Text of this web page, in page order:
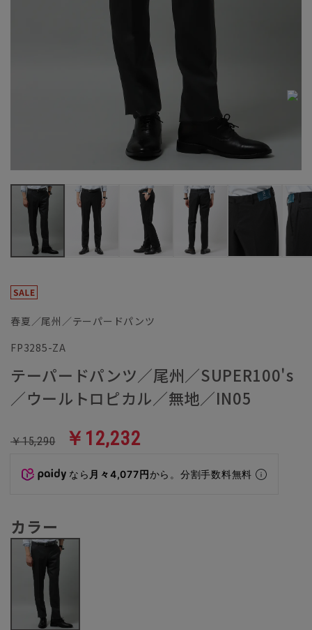
春夏／尾州／テーパードパンツ
FP3285-ZA
テーパードパンツ／尾州／SUPER100's
／ウールトロピカル／無地／IN05
￥15,290 ￥12,232
なら 月々4,077円から。分割手数料無料
カラー